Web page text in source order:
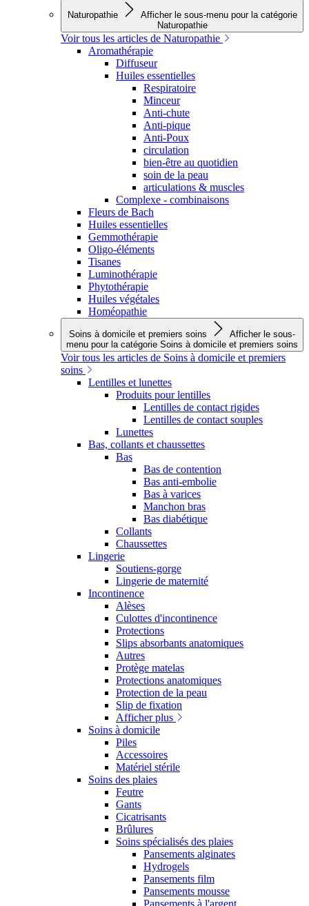
Naturopathie
Afficher le sous-menu pour la catégorie
Naturopathie
Voir tous les articles de Naturopathie
Aromathérapie
Diffuseur
Huiles essentielles
Respiratoire
Minceur
Anti-chute
Anti-pique
Anti-Poux
circulation
bien-être au quotidien
soin de la peau
articulations & muscles
Complexe - combinaisons
Fleurs de Bach
Huiles essentielles
Gemmothérapie
Oligo-éléments
Tisanes
Luminothérapie
Phytothérapie
Huiles végétales
Homéopathie
Soins à domicile et premiers soins
Afficher le sous-
menu pour la catégorie Soins à domicile et premiers soins
Voir tous les articles de Soins à domicile et premiers
soins
Lentilles et lunettes
Produits pour lentilles
Lentilles de contact rigides
Lentilles de contact souples
Lunettes
Bas, collants et chaussettes
Bas
Bas de contention
Bas anti-embolie
Bas à varices
Manchon bras
Bas diabétique
Collants
Chaussettes
Lingerie
Soutiens-gorge
Lingerie de maternité
Incontinence
Alèses
Culottes d'incontinence
Protections
Slips absorbants anatomiques
Autres
Protège matelas
Protections anatomiques
Protection de la peau
Slip de fixation
Afficher plus
Soins à domicile
Piles
Accessoires
Matériel stérile
Soins des plaies
Feutre
Gants
Cicatrisants
Brûlures
Soins spécialisés des plaies
Pansements alginates
Hydrogels
Pansements film
Pansements mousse
Pansements à l'argent